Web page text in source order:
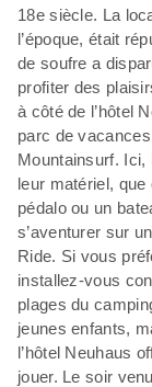
18e siècle. La
l’époque, était
de soufre a
profiter des
à côté de l’hôtel
parc de
Mountainsurf. Ici,
leur matériel,
pédalo ou un
s’aventurer sur
Ride. Si vous
installez-vous
plages du
jeunes enfants,
l’hôtel Neuhaus
jouer. Le soir